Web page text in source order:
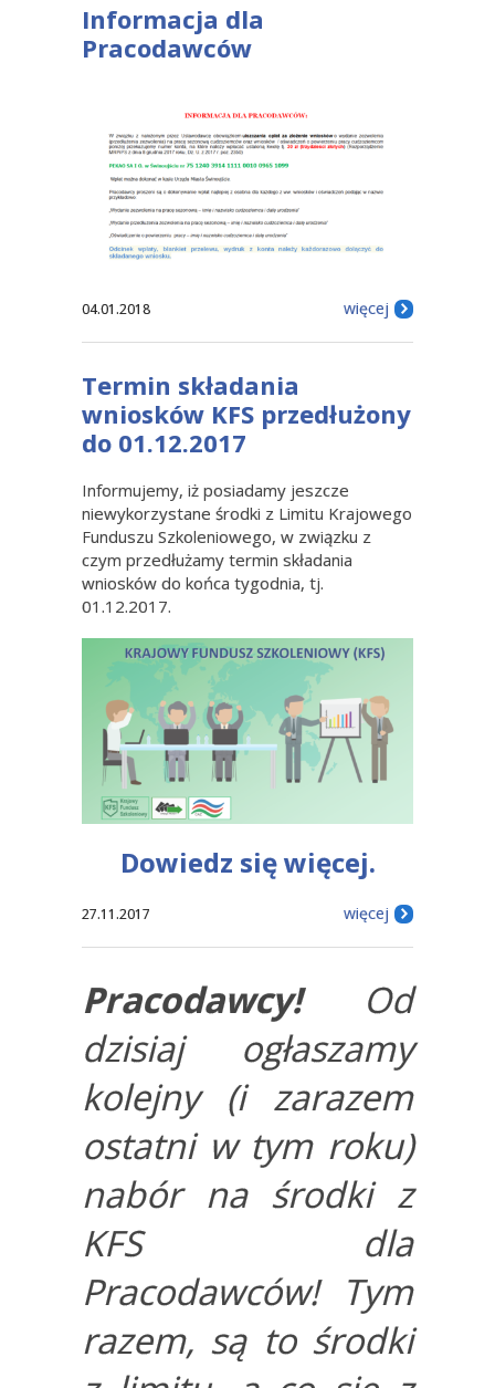
Informacja dla
Pracodawców
04.01.2018 więcej
Termin składania
wniosków KFS przedłużony
do 01.12.2017
Informujemy, iż posiadamy jeszcze
niewykorzystane środki z Limitu Krajowego
Funduszu Szkoleniowego, w związku z
czym przedłużamy termin składania
wniosków do końca tygodnia, tj.
01.12.2017.
Dowiedz się więcej.
27.11.2017 więcej
Pracodawcy! Od
dzisiaj ogłaszamy
kolejny (i zarazem
ostatni w tym roku)
nabór na środki z
KFS dla
Pracodawców! Tym
razem, są to środki